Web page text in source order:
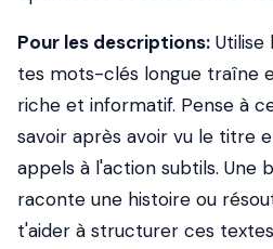
Pour les descriptions:
tes mots-clés longue traîne
riche et informatif. Pense à
savoir après avoir vu le titre
appels à l'action subtils. Une
raconte une histoire ou
t'aider à structurer ces